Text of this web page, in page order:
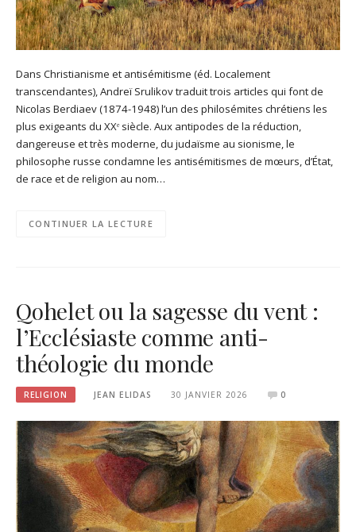
Dans Christianisme et antisémitisme (éd. Localement
transcendantes), Andreï Srulikov traduit trois articles qui font de
Nicolas Berdiaev (1874-1948) l’un des philosémites chrétiens les
plus exigeants du XXᵉ siècle. Aux antipodes de la réduction,
dangereuse et très moderne, du judaïsme au sionisme, le
philosophe russe condamne les antisémitismes de mœurs, d’État,
de race et de religion au nom…
CONTINUER LA LECTURE
Qohelet ou la sagesse du vent :
l’Ecclésiaste comme anti-
théologie du monde
RELIGION JEAN ELIDAS 30 JANVIER 2026 0